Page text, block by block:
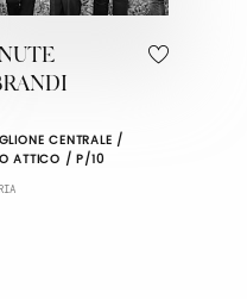
CENTRALE /
ATTICO / P/10